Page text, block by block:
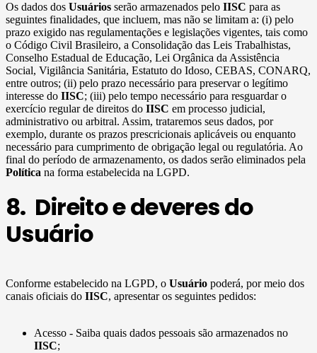
Os dados dos Usuários serão armazenados pelo IISC para as
seguintes finalidades, que incluem, mas não se limitam a: (i) pelo
prazo exigido nas regulamentações e legislações vigentes, tais como
o Código Civil Brasileiro, a Consolidação das Leis Trabalhistas,
Conselho Estadual de Educação, Lei Orgânica da Assistência
Social, Vigilância Sanitária, Estatuto do Idoso, CEBAS, CONARQ,
entre outros; (ii) pelo prazo necessário para preservar o legítimo
interesse do IISC; (iii) pelo tempo necessário para resguardar o
exercício regular de direitos do IISC em processo judicial,
administrativo ou arbitral. Assim, trataremos seus dados, por
exemplo, durante os prazos prescricionais aplicáveis ou enquanto
necessário para cumprimento de obrigação legal ou regulatória. Ao
final do período de armazenamento, os dados serão eliminados pela
Política na forma estabelecida na LGPD.
8. Direito e deveres do
Usuário
Conforme estabelecido na LGPD, o Usuário poderá, por meio dos
canais oficiais do IISC, apresentar os seguintes pedidos:
Acesso - Saiba quais dados pessoais são armazenados no
IISC;